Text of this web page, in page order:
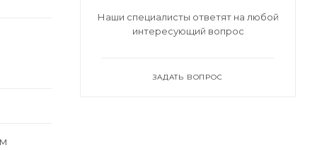
Наши специалисты ответят на любой
интересующий вопрос
ЗАДАТЬ ВОПРОС